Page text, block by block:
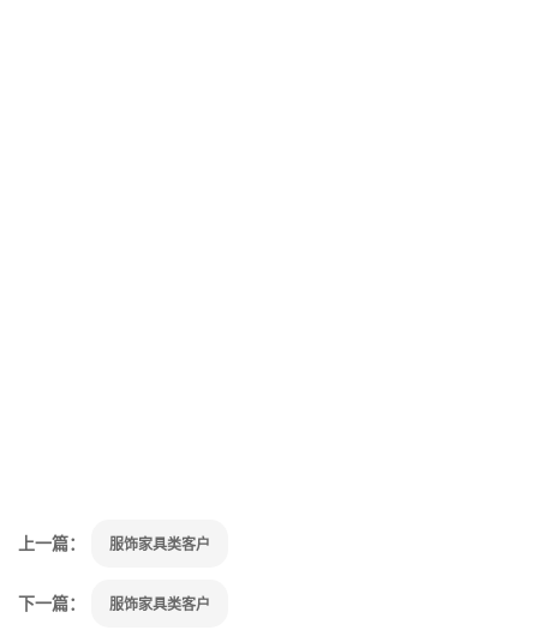
上一篇： 服饰家具类客户
下一篇： 服饰家具类客户